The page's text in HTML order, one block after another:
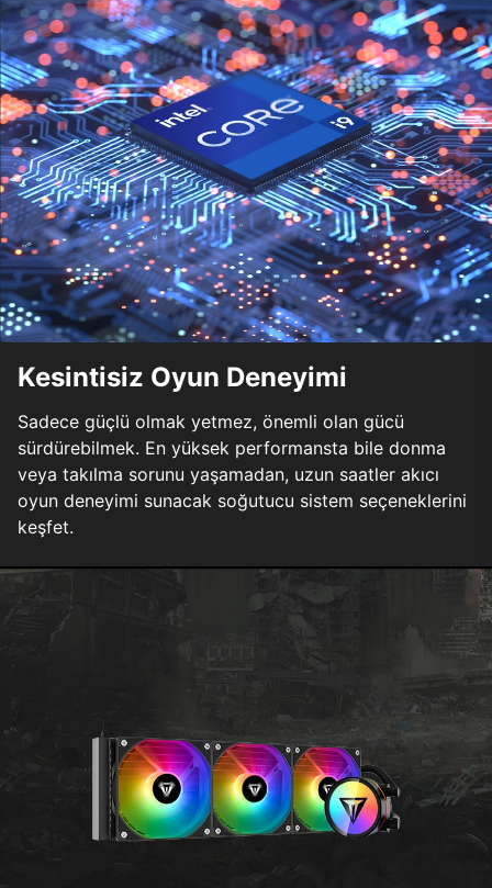
Kesintisiz Oyun Deneyimi
Sadece güçlü olmak yetmez, önemli olan gücü
sürdürebilmek. En yüksek performansta bile donma
veya takılma sorunu yaşamadan, uzun saatler akıcı
oyun deneyimi sunacak soğutucu sistem seçeneklerini
keşfet.